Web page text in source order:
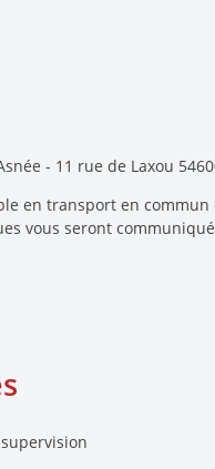
- 11 rue de Laxou
en transport en
vous seront